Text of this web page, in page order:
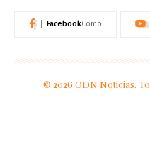
FacebookComo
© 2026 ODN Noticias.